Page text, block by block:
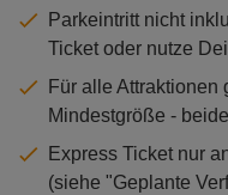
Parkeintritt nicht
Ticket oder nutze
Für alle Attraktionen
Mindestgröße -
Express Ticket nur
(siehe "Geplante